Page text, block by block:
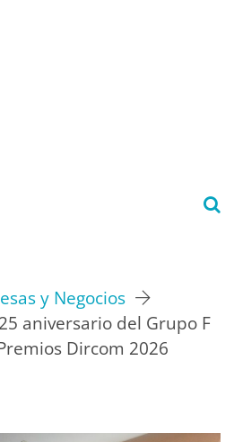
y Negocios
aniversario del Grupo F
Dircom 2026